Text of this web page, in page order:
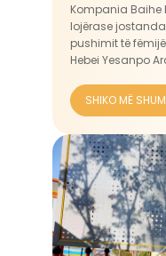
Kompania Baihe
lojërase
pushimit të
Hebei Yesanpo
ngjitjeje dhe ...
SHIKO MË